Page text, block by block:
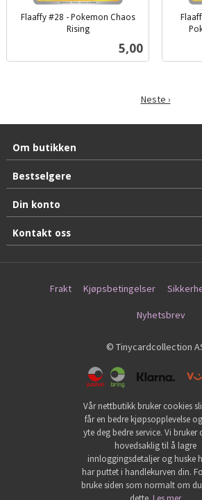
Flaaffy #28 - Pokemon Chaos
Rising
Pris
5,00
Neste ›
Om butikken
Bestselgere
Din konto
Kontakt oss
Frakt Kjøpsbetingelser
Nyhetsbrev
© Tinycardcollection
Vår nettbutikk bruker cookies
får en bedre kjøpsopplevelse
yte deg bedre service. Vi bruker
hovedsaklig til å lagre
innloggingsdetaljer og huske
har puttet i handlekurven din.
bruke siden som normalt om